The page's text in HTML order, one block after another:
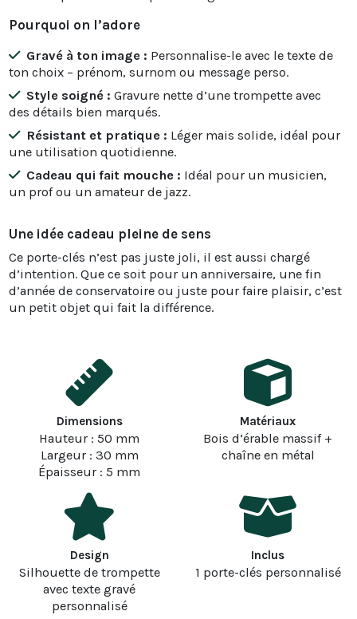
Pourquoi on l’adore
Gravé à ton image : Personnalise-le avec le texte de
ton choix – prénom, surnom ou message perso.
Style soigné : Gravure nette d’une trompette avec
des détails bien marqués.
Résistant et pratique : Léger mais solide, idéal pour
une utilisation quotidienne.
Cadeau qui fait mouche : Idéal pour un musicien,
un prof ou un amateur de jazz.
Une idée cadeau pleine de sens
Ce porte-clés n’est pas juste joli, il est aussi chargé
d’intention. Que ce soit pour un anniversaire, une fin
d’année de conservatoire ou juste pour faire plaisir, c’est
un petit objet qui fait la différence.
Dimensions
Hauteur : 50 mm
Largeur : 30 mm
Épaisseur : 5 mm
Matériaux
Bois d’érable massif +
chaîne en métal
Design
Silhouette de trompette
avec texte gravé
personnalisé
Inclus
1 porte-clés personnalisé